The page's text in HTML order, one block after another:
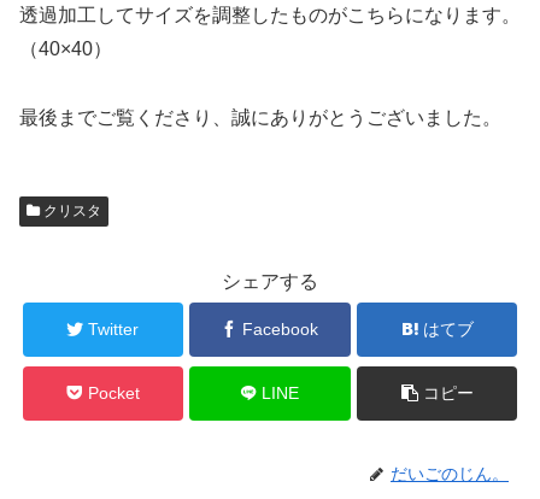
透過加工してサイズを調整したものがこちらになります。
（40×40）
最後までご覧くださり、誠にありがとうございました。
クリスタ
シェアする
Twitter Facebook はてブ
Pocket LINE コピー
だいごのじん。